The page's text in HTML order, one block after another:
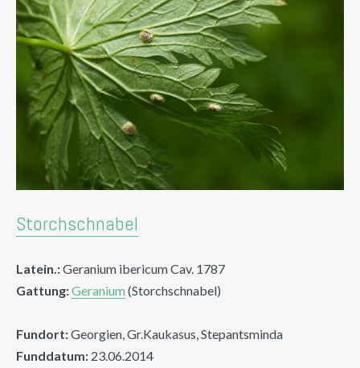
Storchschnabel
Latein.:Geranium ibericum Cav. 1787
Gattung:Geranium (Storchschnabel)
Fundort:Georgien, Gr.Kaukasus, Stepantsminda
Funddatum: 23.06.2014